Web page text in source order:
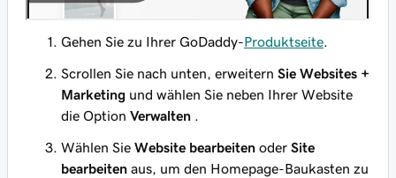
Gehen Sie zu Ihrer GoDaddy-Produktseite.
Scrollen Sie nach unten, erweitern Sie Websites +
Marketing und wählen Sie neben Ihrer Website
die Option Verwalten .
Wählen Sie Website bearbeiten oder Site
bearbeiten aus, um den Homepage-Baukasten zu